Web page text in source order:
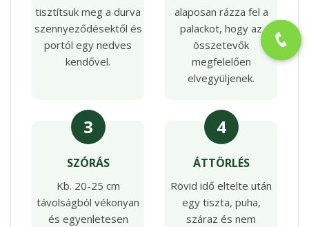
tisztítsuk meg a durva
szennyeződésektől és
portól egy nedves
kendővel.
alaposan rázza fel a
palackot, hogy az
összetevők
megfelelően
elvegyüljenek.
3
SZÓRÁS
Kb. 20-25 cm
távolságból vékonyan
és egyenletesen
4
ÁTTÖRLÉS
Rövid idő eltelte után
egy tiszta, puha,
száraz és nem